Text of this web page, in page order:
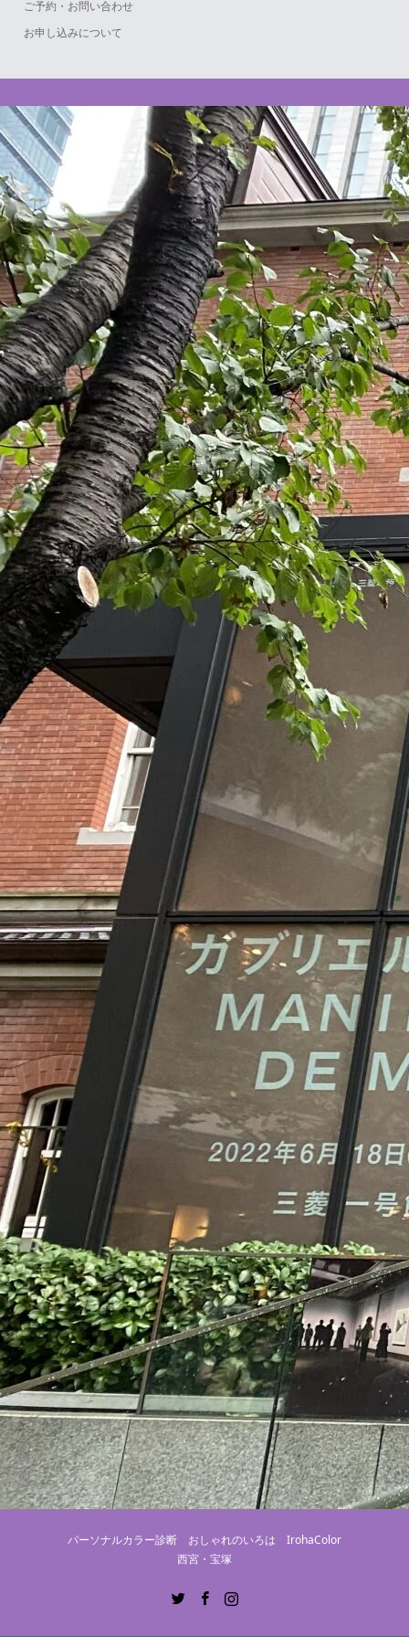
ご予約・お問い合わせ
お申し込みについて
パーソナルカラー診断 おしゃれのいろは IrohaColor
西宮・宝塚